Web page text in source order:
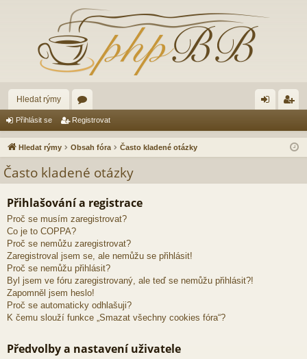
Hledat rýmy
ór
a lá
se
ist
va
Přihlásit se Registrovat
Hledat rýmy Obsah fóra Často kladené otázky
Často kladené otázky
Přihlašování a registrace
Proč se musím zaregistrovat?
Co je to COPPA?
Proč se nemůžu zaregistrovat?
Zaregistroval jsem se, ale nemůžu se přihlásit!
Proč se nemůžu přihlásit?
Byl jsem ve fóru zaregistrovaný, ale teď se nemůžu přihlásit?!
Zapomněl jsem heslo!
Proč se automaticky odhlašuji?
K čemu slouží funkce „Smazat všechny cookies fóra“?
Předvolby a nastavení uživatele